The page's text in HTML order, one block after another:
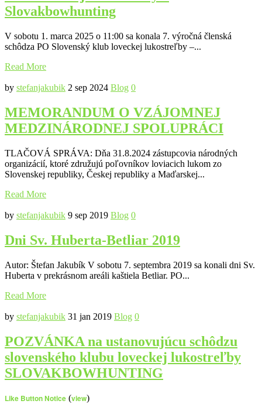
Slovakbowhunting
V sobotu 1. marca 2025 o 11:00 sa konala 7. výročná členská
schôdza PO Slovenský klub loveckej lukostreľby –...
Read More
by stefanjakubik 2 sep 2024 Blog 0
MEMORANDUM O VZÁJOMNEJ
MEDZINÁRODNEJ SPOLUPRÁCI
TLAČOVÁ SPRÁVA: Dňa 31.8.2024 zástupcovia národných
organizácií, ktoré združujú poľovníkov loviacich lukom zo
Slovenskej republiky, Českej republiky a Maďarskej...
Read More
by stefanjakubik 9 sep 2019 Blog 0
Dni Sv. Huberta-Betliar 2019
Autor: Štefan Jakubík V sobotu 7. septembra 2019 sa konali dni Sv.
Huberta v prekrásnom areáli kaštiela Betliar. PO...
Read More
by stefanjakubik 31 jan 2019 Blog 0
POZVÁNKA na ustanovujúcu schôdzu
slovenského klubu loveckej lukostreľby
SLOVAKBOWHUNTING
Like Button Notice (view)